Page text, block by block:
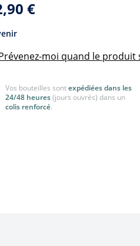
€
moi quand le produit
Vos bouteilles sontexpédiées dans les
24/48 heures(jours ouvrés) dans un
colis renforcé.